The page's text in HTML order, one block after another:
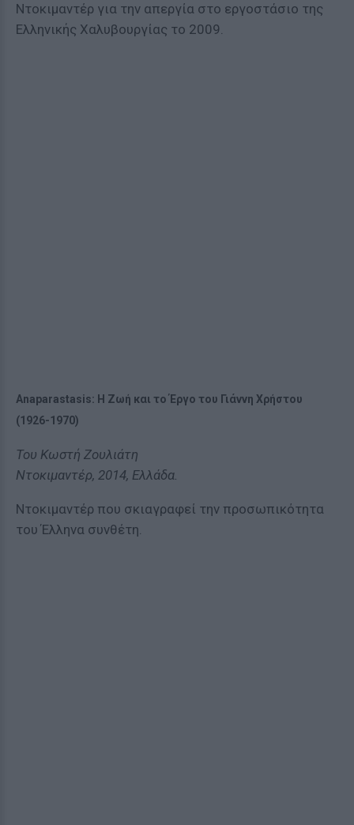
Ντοκιμαντέρ για την απεργία στο εργοστάσιο της
Ελληνικής Χαλυβουργίας το 2009.
Anaparastasis: Η Zωή και το Έργο του Γιάννη Χρήστου
(1926-1970)
Του Κωστή Ζουλιάτη
Ντοκιμαντέρ, 2014, Ελλάδα.
Ντοκιμαντέρ που σκιαγραφεί την προσωπικότητα
του Έλληνα συνθέτη.